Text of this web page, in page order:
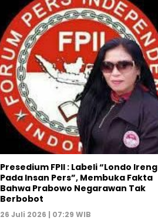
Presedium FPII : Labeli “Londo Ireng
Pada Insan Pers”, Membuka Fakta
Bahwa Prabowo Negarawan Tak
Berbobot
26 Juli 2026 | 07:29 WIB